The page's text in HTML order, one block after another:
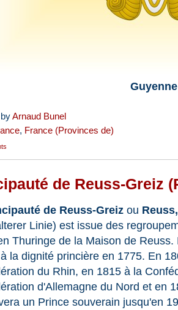
Guyenne
Arnaud Bunel
, France (Provinces de)
de Reuss-Greiz
de Reuss-Greiz ou
Linie) est issue des
Thuringe de la Maison de
la dignité princière en 1775. En
du Rhin, en 1815 à la
d'Allemagne du Nord et en
un Prince souverain jusqu'en